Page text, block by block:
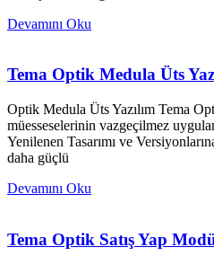
Devamını Oku
Tema Optik Medula Üts
Optik Medula Üts Yazılım Tema
müesseselerinin vazgeçilmez
Yenilenen Tasarımı ve
daha güçlü
Devamını Oku
Tema Optik Satış Yap